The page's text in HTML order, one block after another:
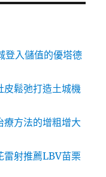
登入儲值的優塔德
皮鬆弛打造土城機
療方法的增粗增大
雷射推薦LBV苗栗